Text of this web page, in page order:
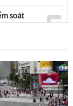
5
soát
6
Nhiều
phòng dông